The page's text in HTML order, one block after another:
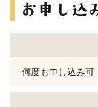
何度も申し込み可